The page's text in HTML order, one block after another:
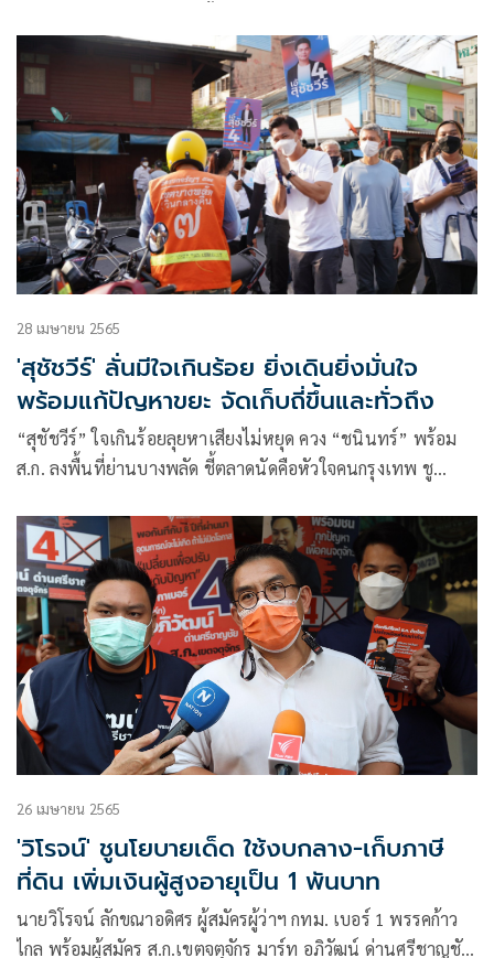
สาขาอาชีพผู้มีสิทธิเลือกตั้งในเขตกรุงเทพมหานครโดยดำเนิน
โครงการทั้งการวิจัยเชิงปริมาณ (Quantitative Research)
28 เมษายน 2565
'สุชัชวีร์' ลั่นมีใจเกินร้อย ยิ่งเดินยิ่งมั่นใจ
พร้อมแก้ปัญหาขยะ จัดเก็บถี่ขึ้นและทั่วถึง
“สุชัชวีร์” ใจเกินร้อยลุยหาเสียงไม่หยุด ควง “ชนินทร์” พร้อม
ส.ก. ลงพื้นที่ย่านบางพลัด ชี้ตลาดนัดคือหัวใจคนกรุงเทพ ชู
26 เมษายน 2565
'วิโรจน์' ชูนโยบายเด็ด ใช้งบกลาง-เก็บภาษี
ที่ดิน เพิ่มเงินผู้สูงอายุเป็น 1 พันบาท
นายวิโรจน์ ลักขณาอดิศร ผู้สมัครผู้ว่าฯ กทม. เบอร์ 1 พรรคก้าว
ไกล พร้อมผู้สมัคร ส.ก.เขตจตุจักร มาร์ท อภิวัฒน์ ด่านศรีชาญชัย